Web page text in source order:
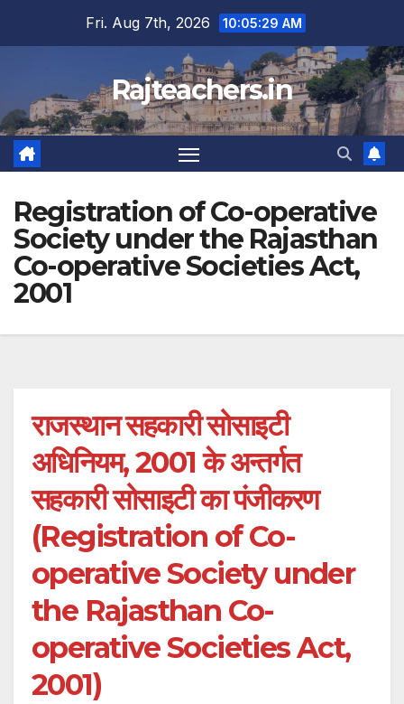
Fri. Aug 7th, 2026 10:05:30 AM
Rajteachers.in
Registration of Co-operative
Society under the Rajasthan
Co-operative Societies Act,
2001
राजस्थान सहकारी सोसाइटी
अधिनियम, 2001 के अन्तर्गत
सहकारी सोसाइटी का पंजीकरण
(Registration of Co-
operative Society under
the Rajasthan Co-
operative Societies Act,
2001)